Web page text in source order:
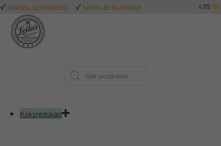
SNABBA LEVERANSER SÄKRA BETALNINGAR 4.7/5
Produktsökning
Köksredskap